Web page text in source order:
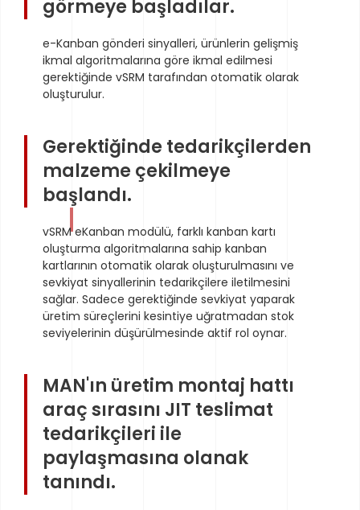
görmeye başladılar.
e-Kanban gönderi sinyalleri, ürünlerin gelişmiş
ikmal algoritmalarına göre ikmal edilmesi
gerektiğinde vSRM tarafından otomatik olarak
oluşturulur.
Gerektiğinde tedarikçilerden
malzeme çekilmeye
başlandı.
vSRM eKanban modülü, farklı kanban kartı
oluşturma algoritmalarına sahip kanban
kartlarının otomatik olarak oluşturulmasını ve
sevkiyat sinyallerinin tedarikçilere iletilmesini
sağlar. Sadece gerektiğinde sevkiyat yaparak
üretim süreçlerini kesintiye uğratmadan stok
seviyelerinin düşürülmesinde aktif rol oynar.
MAN'ın üretim montaj hattı
araç sırasını JIT teslimat
tedarikçileri ile
paylaşmasına olanak
tanındı.